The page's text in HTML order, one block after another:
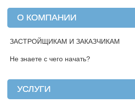
О КОМПАНИИ
ЗАСТРОЙЩИКАМ И ЗАКАЗЧИКАМ
Не знаете с чего начать?
УСЛУГИ